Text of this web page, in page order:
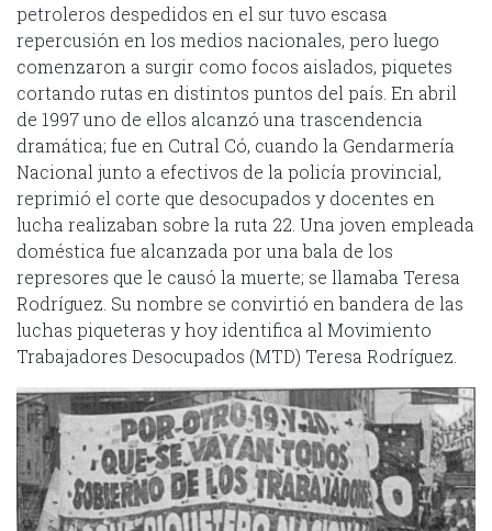
petroleros despedidos en el sur tuvo escasa
repercusión en los medios nacionales, pero luego
comenzaron a surgir como focos aislados, piquetes
cortando rutas en distintos puntos del país. En abril
de 1997 uno de ellos alcanzó una trascendencia
dramática; fue en Cutral Có, cuando la Gendarmería
Nacional junto a efectivos de la policía provincial,
reprimió el corte que desocupados y docentes en
lucha realizaban sobre la ruta 22. Una joven empleada
doméstica fue alcanzada por una bala de los
represores que le causó la muerte; se llamaba Teresa
Rodríguez. Su nombre se convirtió en bandera de las
luchas piqueteras y hoy identifica al Movimiento
Trabajadores Desocupados (MTD) Teresa Rodríguez.